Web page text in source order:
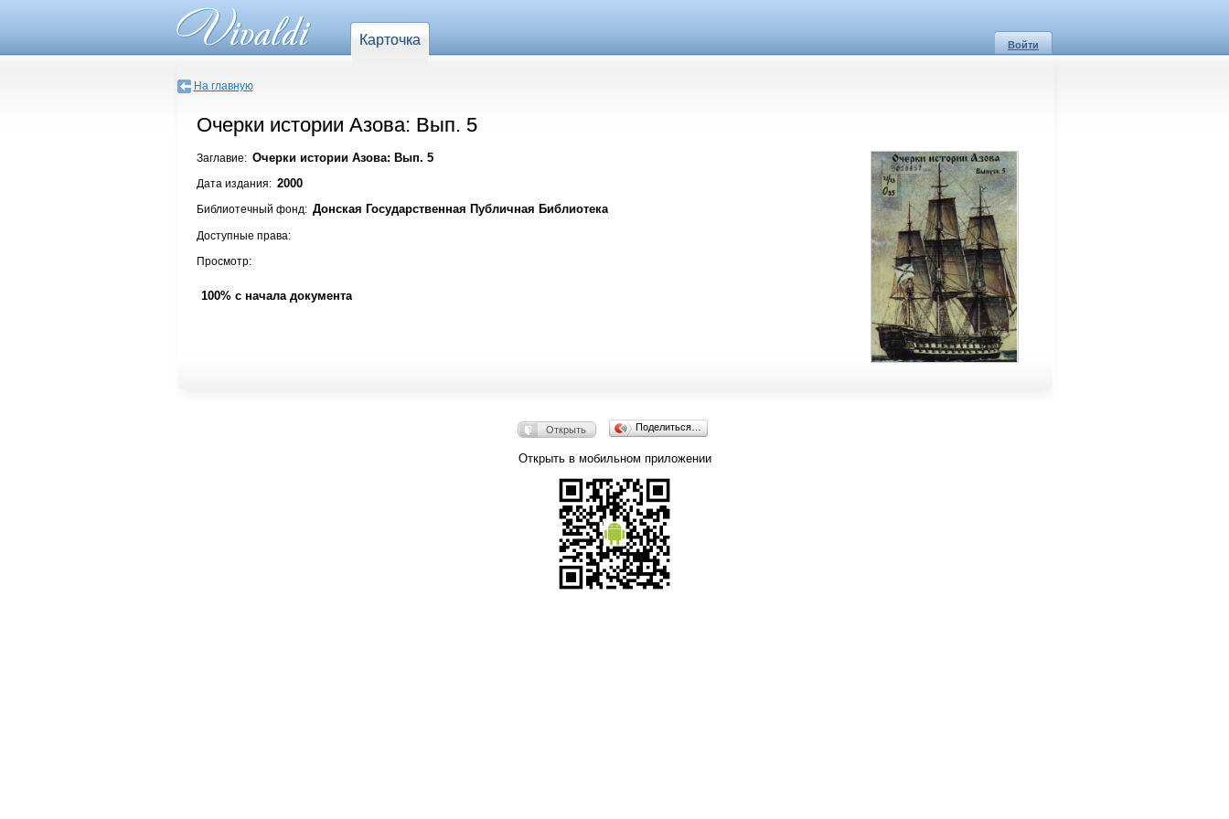
Карточка Войти
На главную
Очерки истории Азова: Вып. 5
Заглавие: Очерки истории Азова: Вып. 5
Дата издания: 2000
Библиотечный фонд: Донская Государственная Публичная Библиотека
Доступные права:
Просмотр:
100% с начала документа
Открыть Поделиться…
Открыть в мобильном приложении